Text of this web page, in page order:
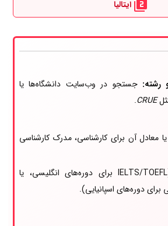
ایتالیا
رشته: جستجو در وب‌سایت دانشگاه‌ها یا
CRUE
.
ساله یا معادل آن برای کارشناسی، مدرک کارشناسی
مدرک زبان (IELTS/TOEFL برای دوره‌های انگلیسی، یا